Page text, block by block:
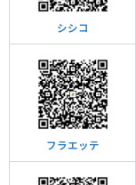
シシコ
フラエッテ